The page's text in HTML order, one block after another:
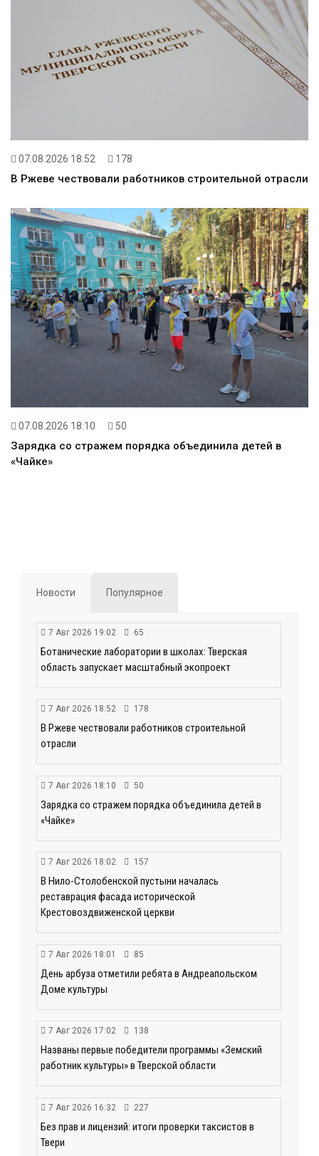
07.08.2026 18:52 178
В Ржеве чествовали работников строительной отрасли
07.08.2026 18:10 50
Зарядка со стражем порядка объединила детей в
«Чайке»
Новости Популярное
7 Авг 2026 19:02 65
Ботанические лаборатории в школах: Тверская
область запускает масштабный экопроект
7 Авг 2026 18:52 178
В Ржеве чествовали работников строительной
отрасли
7 Авг 2026 18:10 50
Зарядка со стражем порядка объединила детей в
«Чайке»
7 Авг 2026 18:02 157
В Нило-Столобенской пустыни началась
реставрация фасада исторической
Крестовоздвиженской церкви
7 Авг 2026 18:01 85
День арбуза отметили ребята в Андреапольском
Доме культуры
7 Авг 2026 17:02 138
Названы первые победители программы «Земский
работник культуры» в Тверской области
7 Авг 2026 16:32 227
Без прав и лицензий: итоги проверки таксистов в
Твери